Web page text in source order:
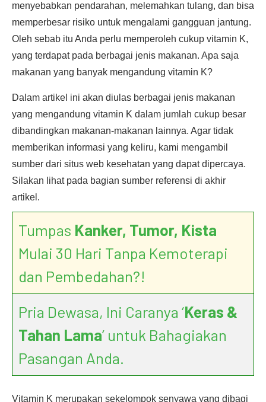
menyebabkan pendarahan, melemahkan tulang, dan bisa
memperbesar risiko untuk mengalami gangguan jantung.
Oleh sebab itu Anda perlu memperoleh cukup vitamin K,
yang terdapat pada berbagai jenis makanan. Apa saja
makanan yang banyak mengandung vitamin K?
Dalam artikel ini akan diulas berbagai jenis makanan
yang mengandung vitamin K dalam jumlah cukup besar
dibandingkan makanan-makanan lainnya. Agar tidak
memberikan informasi yang keliru, kami mengambil
sumber dari situs web kesehatan yang dapat dipercaya.
Silakan lihat pada bagian sumber referensi di akhir
artikel.
Tumpas Kanker, Tumor, Kista
Mulai 30 Hari Tanpa Kemoterapi
dan Pembedahan?!
Pria Dewasa, Ini Caranya ‘Keras &
Tahan Lama’ untuk Bahagiakan
Pasangan Anda.
Vitamin K merupakan sekelompok senyawa yang dibagi